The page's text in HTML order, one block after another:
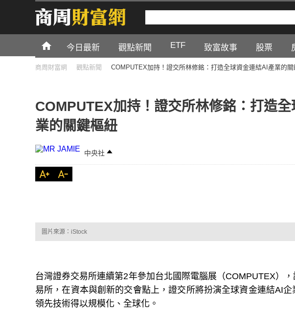
今日最新 觀點新聞 ETF 致富故事 股票
商周財富網 觀點新聞 COMPUTEX加持！證交所林修銘：打造全球資金連結AI產業的關
COMPUTEX加持！證交所林修銘：打造
業的關鍵樞紐
中央社
圖片來源：iStock
台灣證券交易所連續第2年參加台北國際電腦展（COMPUTEX）
易所，在資本與創新的交會點上，證交所將扮演全球資金連結AI
領先技術得以規模化、全球化。